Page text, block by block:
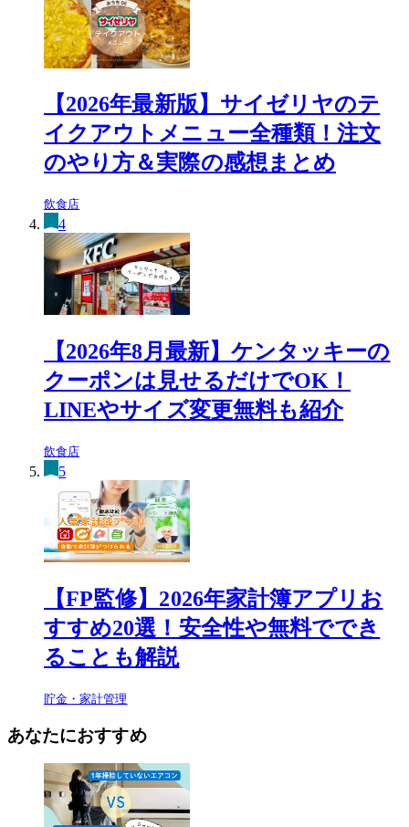
【2026年最新版】サイゼリヤのテ
イクアウトメニュー全種類！注文
のやり方＆実際の感想まとめ
飲食店
4
【2026年8月最新】ケンタッキーの
クーポンは見せるだけでOK！
LINEやサイズ変更無料も紹介
飲食店
5
【FP監修】2026年家計簿アプリお
すすめ20選！安全性や無料ででき
ることも解説
貯金・家計管理
あなたにおすすめ